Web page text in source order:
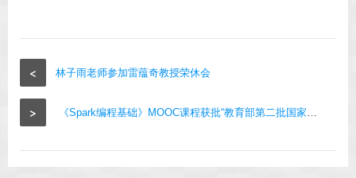
< 林子雨老师参加雷蕴奇教授荣休会
> 《Spark编程基础》MOOC课程获批“教育部第二批国家级线上一流本科课程”